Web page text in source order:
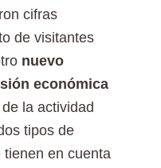
cifras
de visitantes
nuevo
económica
la actividad
tipos de
en cuenta